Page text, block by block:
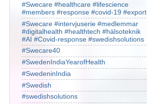
#Swecare #healthcare #lifescience
#members #response #covid-19 #export
#Swecare #intervjuserie #medlemmar
#digitalhealth #healthtech #hälsoteknik
#AI #Covid-response #swedishsolutions
#Swecare40
#SwedenIndiaYearofHealth
#SwedeninIndia
#Swedish
#swedishsolutions